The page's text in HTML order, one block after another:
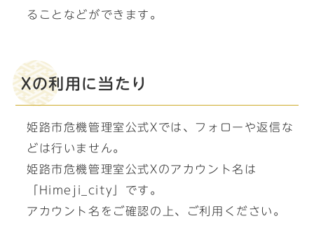
ることなどができます。
Xの利用に当たり
姫路市危機管理室公式Xでは、フォローや返信な
どは行いません。
姫路市危機管理室公式Xのアカウント名は
「Himeji_city」です。
アカウント名をご確認の上、ご利用ください。